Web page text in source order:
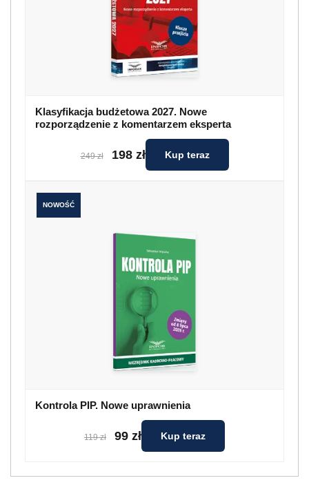
Klasyfikacja budżetowa 2027. Nowe
rozporządzenie z komentarzem eksperta
249 zł 198 zł Kup teraz
NOWOŚĆ
Kontrola PIP. Nowe uprawnienia
119 zł 99 zł Kup teraz